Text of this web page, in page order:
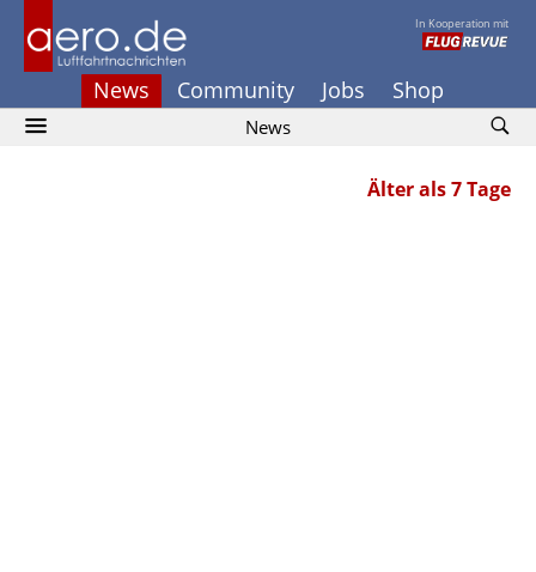
In Kooperation mit
News Community Jobs Shop
News
Älter als 7 Tage